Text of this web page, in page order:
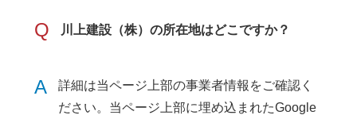
Q 川上建設（株）の所在地はどこですか？
A
詳細は当ページ上部の事業者情報をご確認く
ださい。当ページ上部に埋め込まれたGoogle